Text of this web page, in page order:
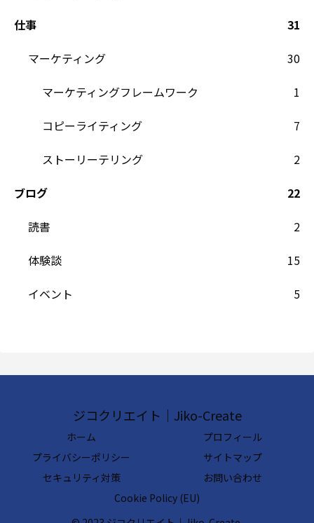
仕事
31
マーケティング
30
マーケティングフレームワーク
1
コピーライティング
7
ストーリーテリング
2
ブログ
22
読書
2
体験談
15
イベント
5
ジコクリエイト｜Jiko-Create
ホーム
プロフィール
プライバシーポリシー
サイトマップ
セキュリティ対策
お問い合わせ
Cookie Policy (EU)